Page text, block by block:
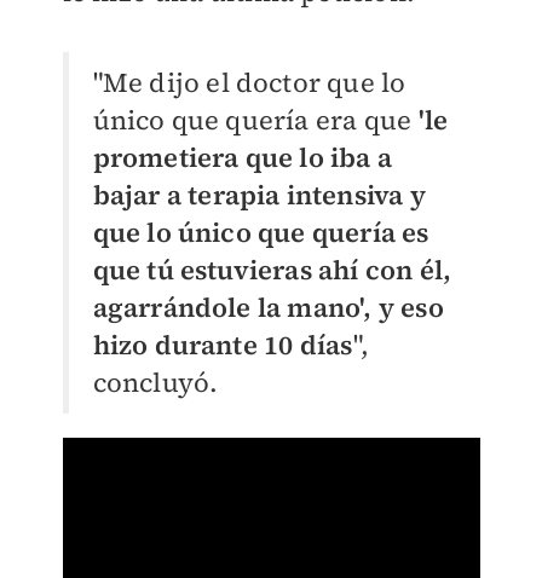
"Me dijo el doctor que lo
único que quería era que 'le
prometiera que lo iba a
bajar a terapia intensiva y
que lo único que quería es
que tú estuvieras ahí con él,
agarrándole la mano', y eso
hizo durante 10 días",
concluyó.